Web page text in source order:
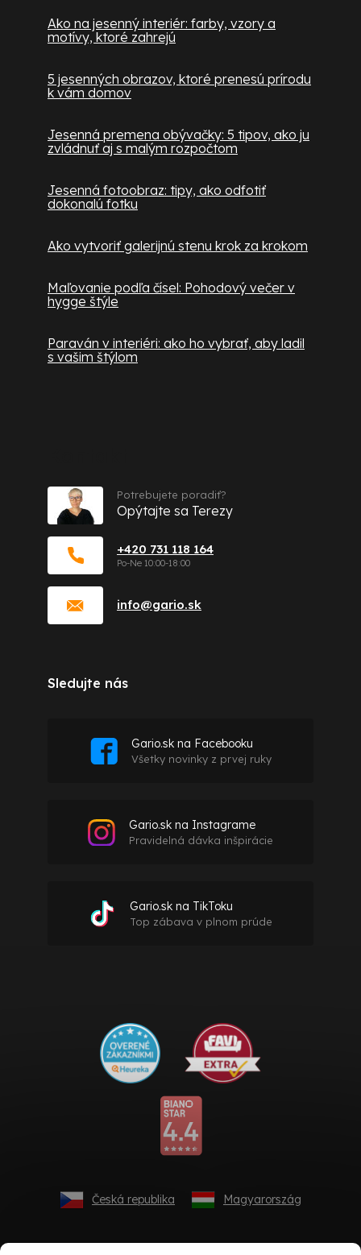
Ako na jesenný interiér: farby, vzory a
motívy, ktoré zahrejú
5 jesenných obrazov, ktoré prenesú prírodu
k vám domov
Jesenná premena obývačky: 5 tipov, ako ju
zvládnuť aj s malým rozpočtom
Jesenná fotoobraz: tipy, ako odfotiť
dokonalú fotku
Ako vytvoriť galerijnú stenu krok za krokom
Maľovanie podľa čísel: Pohodový večer v
hygge štýle
Paraván v interiéri: ako ho vybrať, aby ladil
s vašim štýlom
info@gario.sk
+420 731 118 164
Potrebujete poradiť?
Opýtajte sa Terezy
Sledujte nás
Gario.sk na Facebooku
Všetky novinky z prvej ruky
Gario.sk na Instagrame
Pravidelná dávka inšpirácie
Gario.sk na TikToku
Top zábava v plnom prúde
Česká republika Magyarország